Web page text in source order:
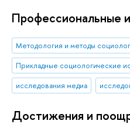
Профессиональные
Методология и методы
Прикладные социологические
исследования медиа
Достижения и